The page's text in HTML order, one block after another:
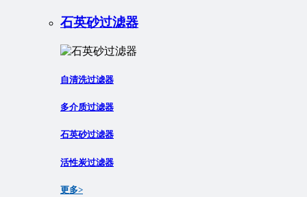
石英砂过滤器
自清洗过滤器
多介质过滤器
石英砂过滤器
活性炭过滤器
更多>